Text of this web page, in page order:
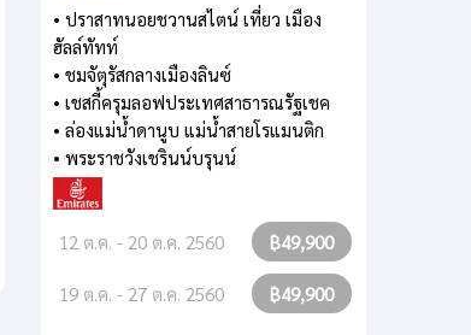
• ปราสาทนอยชวานสไตน์ เที่ยว เมือง
ฮัลล์ทัทท์
• ชมจัตุรัสกลางเมืองลินซ์
• เชสกี้ครุมลอฟประเทศสาธารณรัฐเชค
• ล่องแม่น้ำดานูบ แม่น้ำสายโรแมนติก
• พระราชวังเชรินน์บรุนน์
12 ต.ค. - 20 ต.ค. 2560 ฿49,900
19 ต.ค. - 27 ต.ค. 2560 ฿49,900